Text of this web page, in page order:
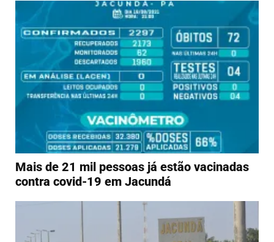
Mais de 21 mil pessoas já estão vacinadas
contra covid-19 em Jacundá